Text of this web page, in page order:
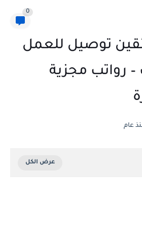
0
توصيل للعمل
– رواتب مجزية
عام